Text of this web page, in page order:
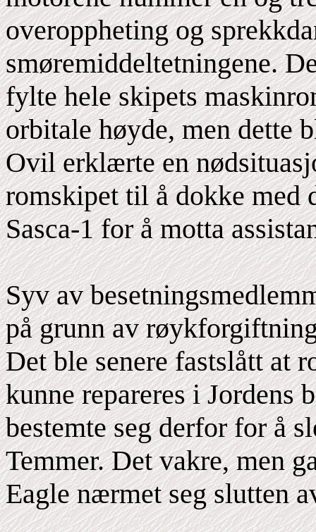
overoppheting og
smøremiddeltetningene.
fylte hele skipets
orbitale høyde, men dette
Ovil erklærte en
romskipet til å dokke med
Sasca-1 for å motta
Syv av
på grunn av
Det ble senere fastslått at
kunne repareres i Jordens
bestemte seg derfor for å
Temmer. Det vakre, men
Eagle nærmet seg slutten